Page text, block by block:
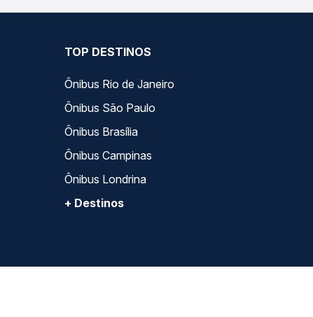
TOP DESTINOS
Ônibus Rio de Janeiro
Ônibus São Paulo
Ônibus Brasília
Ônibus Campinas
Ônibus Londrina
+ Destinos